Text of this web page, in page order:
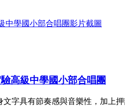
高級中學國小部合唱團
文字具有節奏感與音樂性，加